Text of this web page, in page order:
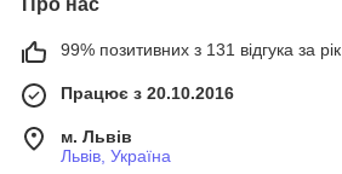
99% позитивних з 131 відгука за рік
Працює з 20.10.2016
м. Львів
Львів, Україна